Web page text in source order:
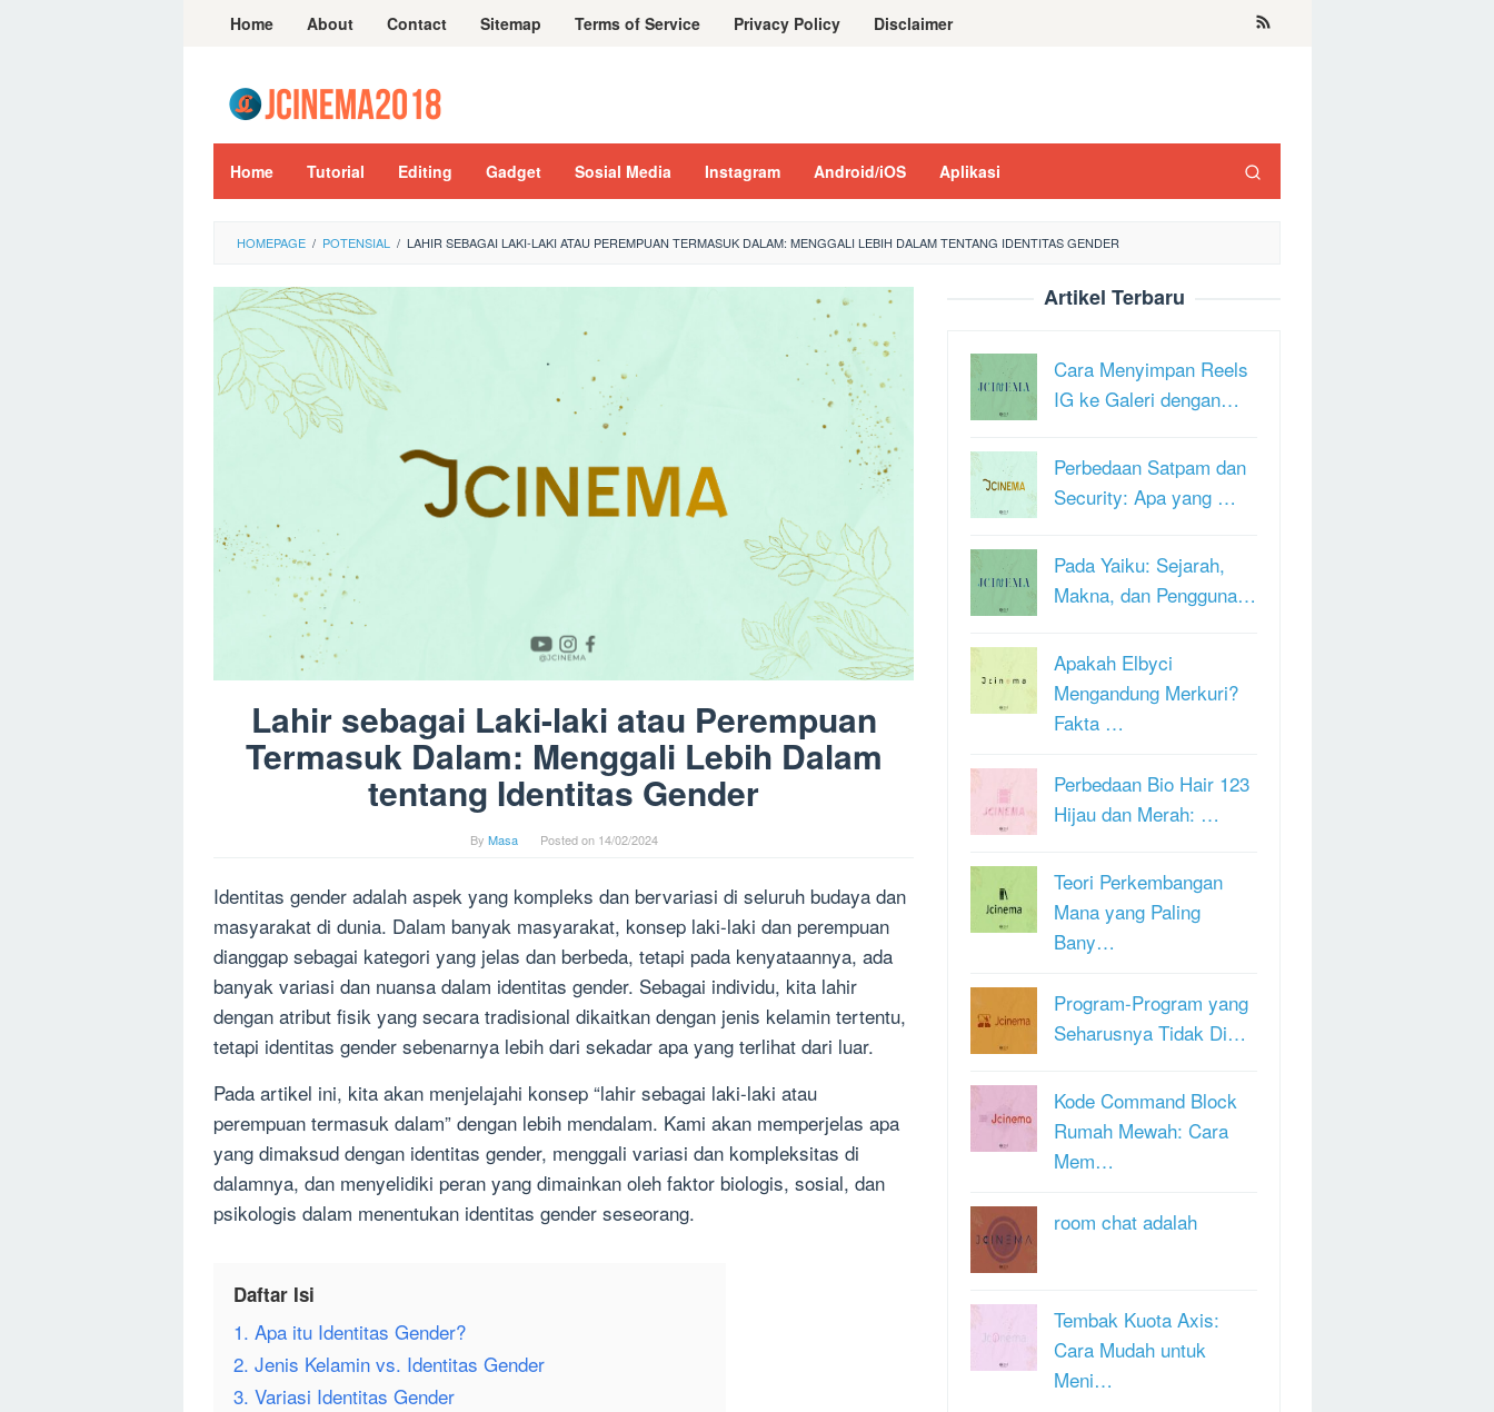
Home About Contact Sitemap Terms of Service Privacy Policy Disclaimer
Home Tutorial Editing Gadget Sosial Media Instagram Android/iOS Aplikasi
HOMEPAGE / POTENSIAL / LAHIR SEBAGAI LAKI-LAKI ATAU PEREMPUAN TERMASUK DALAM: MENGGALI LEBIH DALAM TENTANG IDENTITAS GENDER
Lahir sebagai Laki-laki atau Perempuan
Termasuk Dalam: Menggali Lebih Dalam
tentang Identitas Gender
By Masa Posted on 14/02/2024
Identitas gender adalah aspek yang kompleks dan bervariasi di seluruh budaya dan
masyarakat di dunia. Dalam banyak masyarakat, konsep laki-laki dan perempuan
dianggap sebagai kategori yang jelas dan berbeda, tetapi pada kenyataannya, ada
banyak variasi dan nuansa dalam identitas gender. Sebagai individu, kita lahir
dengan atribut fisik yang secara tradisional dikaitkan dengan jenis kelamin tertentu,
tetapi identitas gender sebenarnya lebih dari sekadar apa yang terlihat dari luar.
Pada artikel ini, kita akan menjelajahi konsep “lahir sebagai laki-laki atau
perempuan termasuk dalam” dengan lebih mendalam. Kami akan memperjelas apa
yang dimaksud dengan identitas gender, menggali variasi dan kompleksitas di
dalamnya, dan menyelidiki peran yang dimainkan oleh faktor biologis, sosial, dan
psikologis dalam menentukan identitas gender seseorang.
Daftar Isi
1. Apa itu Identitas Gender?
2. Jenis Kelamin vs. Identitas Gender
3. Variasi Identitas Gender
Artikel Terbaru
Cara Menyimpan Reels
IG ke Galeri dengan…
Perbedaan Satpam dan
Security: Apa yang …
Pada Yaiku: Sejarah,
Makna, dan Pengguna…
Apakah Elbyci
Mengandung Merkuri?
Fakta …
Perbedaan Bio Hair 123
Hijau dan Merah: …
Teori Perkembangan
Mana yang Paling
Bany…
Program-Program yang
Seharusnya Tidak Di…
Kode Command Block
Rumah Mewah: Cara
Mem…
room chat adalah
Tembak Kuota Axis:
Cara Mudah untuk
Meni…